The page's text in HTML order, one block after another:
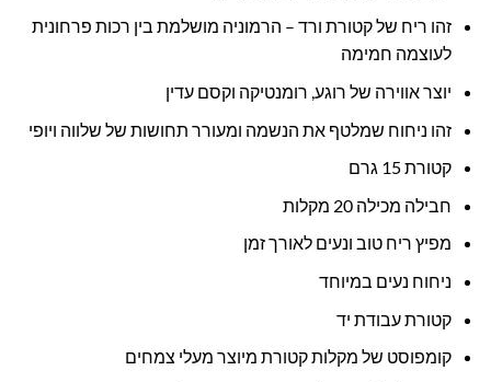
זהו ריח של קטורת ורד – הרמוניה מושלמת בין רכות פרחונית
לעוצמה חמימה
יוצר אווירה של רוגע, רומנטיקה וקסם עדין
זהו ניחוח שמלטף את הנשמה ומעורר תחושות של שלווה ויופי
קטורת 15 גרם
חבילה מכילה 20 מקלות
מפיץ ריח טוב ונעים לאורך זמן
ניחוח נעים במיוחד
קטורת עבודת יד
קומפוסט של מקלות קטורת מיוצר מעלי צמחים